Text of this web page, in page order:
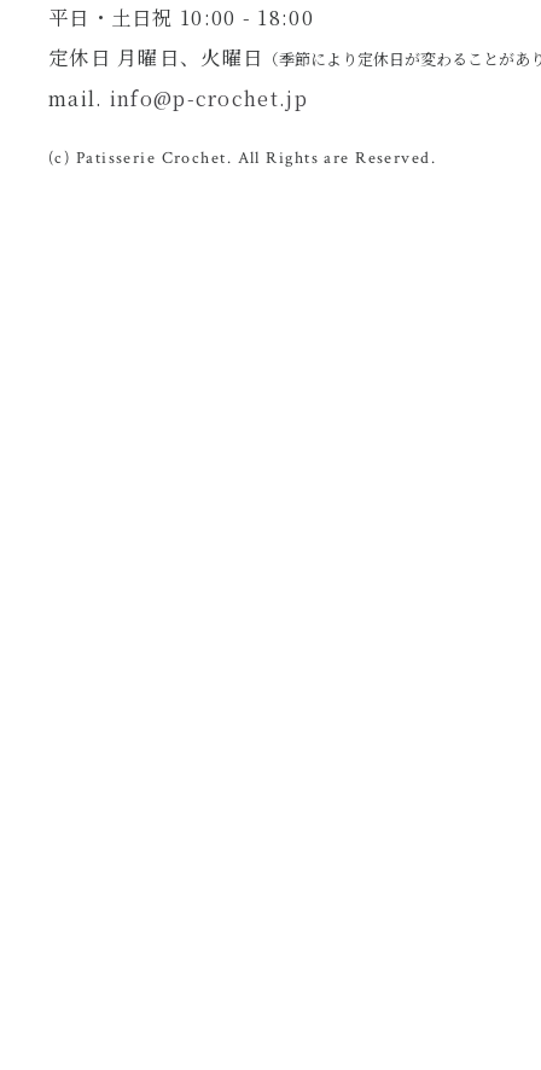
平日・土日祝 10:00 - 18:00
定休日 月曜日、火曜日 （季節により定休日が変わることがあ
mail. info@p-crochet.jp
(c) Patisserie Crochet. All Rights are Reserved.